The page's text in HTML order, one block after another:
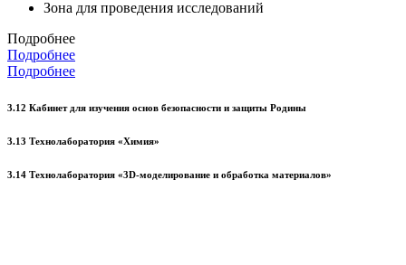
Зона для проведения исследований
Подробнее
Подробнее
Подробнее
3.12 Кабинет для изучения основ безопасности и защиты Родины
3.13 Технолаборатория «Химия»
3.14 Технолаборатория «3D-моделирование и обработка материалов»